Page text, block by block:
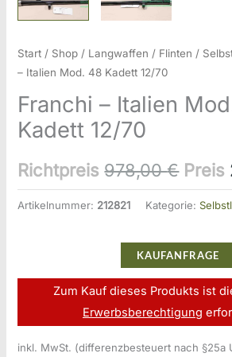
Start / Shop / Langwaffen / Flinten /
– Italien Mod. 48 Kadett 12/70
Franchi – Italien
Kadett 12/70
Richtpreis 978,00€
Preis
Preis
Artikelnummer: 212821 Kategorie:
KAUFANFRAGE
Zum Kauf dieses Produkts ist
Erwerbsberechtigung
inkl. MwSt. (differenzbesteuert nach §25a